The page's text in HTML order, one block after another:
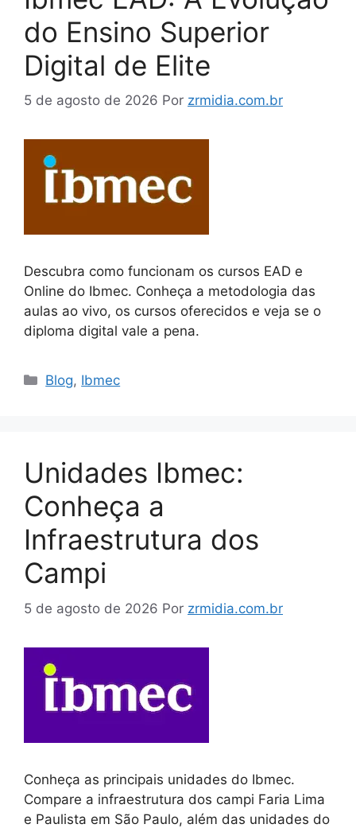
do Ensino Superior
Digital de Elite
5 de agosto de 2026 Por zrmidia.com.br
Descubra como funcionam os cursos EAD e
Online do Ibmec. Conheça a metodologia das
aulas ao vivo, os cursos oferecidos e veja se o
diploma digital vale a pena.
Blog, Ibmec
Unidades Ibmec:
Conheça a
Infraestrutura dos
Campi
5 de agosto de 2026 Por zrmidia.com.br
Conheça as principais unidades do Ibmec.
Compare a infraestrutura dos campi Faria Lima
e Paulista em São Paulo, além das unidades do